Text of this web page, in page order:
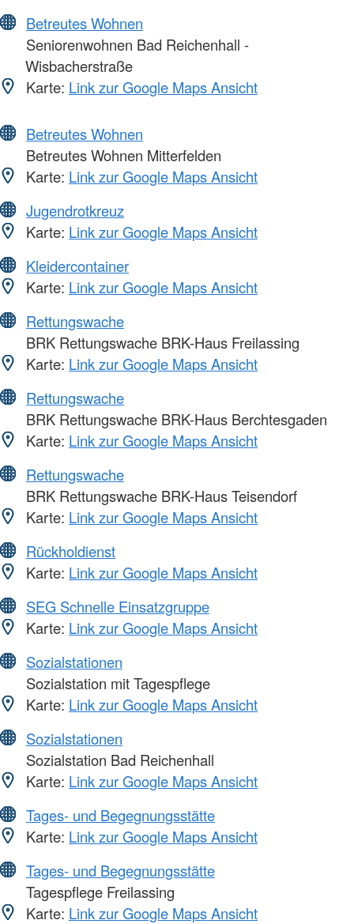
Betreutes Wohnen
Seniorenwohnen Bad Reichenhall -
Wisbacherstraße
Karte: Link zur Google Maps Ansicht
Betreutes Wohnen
Betreutes Wohnen Mitterfelden
Karte: Link zur Google Maps Ansicht
Jugendrotkreuz
Karte: Link zur Google Maps Ansicht
Kleidercontainer
Karte: Link zur Google Maps Ansicht
Rettungswache
BRK Rettungswache BRK-Haus Freilassing
Karte: Link zur Google Maps Ansicht
Rettungswache
BRK Rettungswache BRK-Haus Berchtesgaden
Karte: Link zur Google Maps Ansicht
Rettungswache
BRK Rettungswache BRK-Haus Teisendorf
Karte: Link zur Google Maps Ansicht
Rückholdienst
Karte: Link zur Google Maps Ansicht
SEG Schnelle Einsatzgruppe
Karte: Link zur Google Maps Ansicht
Sozialstationen
Sozialstation mit Tagespflege
Karte: Link zur Google Maps Ansicht
Sozialstationen
Sozialstation Bad Reichenhall
Karte: Link zur Google Maps Ansicht
Tages- und Begegnungsstätte
Karte: Link zur Google Maps Ansicht
Tages- und Begegnungsstätte
Tagespflege Freilassing
Karte: Link zur Google Maps Ansicht